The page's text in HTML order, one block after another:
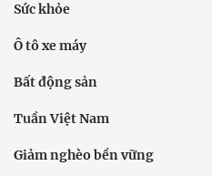
Sức khỏe
Ô tô xe máy
Bất động sản
Tuần Việt Nam
Giảm nghèo bền vững